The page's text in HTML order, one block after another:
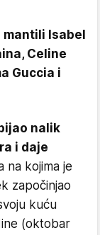
Isabel
Celine
Guccia i
nalik
i daje
na kojima je
započinjao
kuću
(oktobar